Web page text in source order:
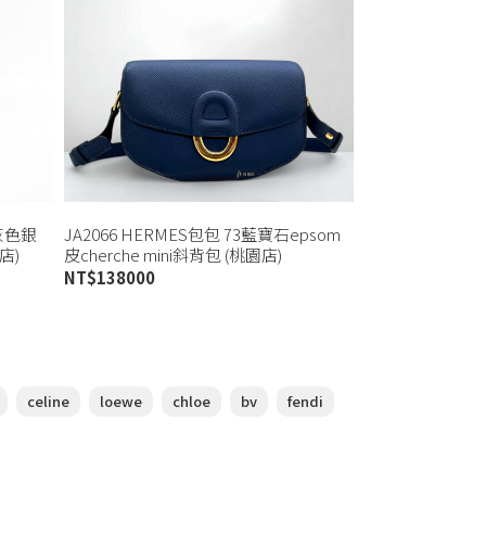
銀
)
JA2066 HERMES包包 73藍寶石epsom
皮cherche mini斜背包 (桃園店)
NT$138000
celine loewe chloe bv fendi